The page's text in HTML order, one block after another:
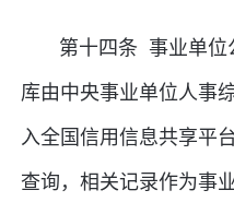
第十四条 事业单位
库由中央事业单位人事
入全国信用信息共享平
查询，相关记录作为事